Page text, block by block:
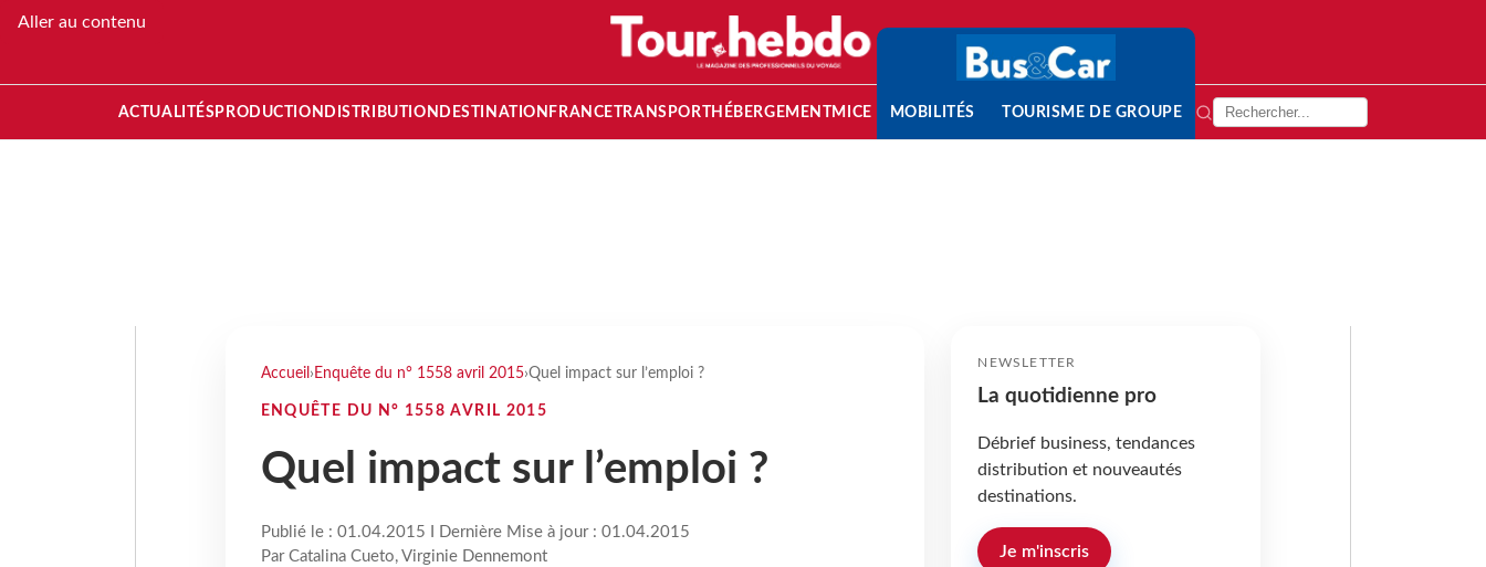
Aller au contenu
ACTUALITÉS PRODUCTION DISTRIBUTION DESTINATION FRANCETRANSPORT HÉBERGEMENTMICE MOBILITÉS TOURISME DE GROUPE
Accueil › Enquête du n° 1558 avril 2015›Quel impact sur l’emploi ?
ENQUÊTE DU N° 1558 AVRIL 2015
Quel impact sur l’emploi ?
Publié le : 01.04.2015 I Dernière Mise à jour : 01.04.2015
Par Catalina Cueto, Virginie Dennemont
NEWSLETTER
La quotidienne pro
Débrief business, tendances
distribution et nouveautés
destinations.
Je m'inscris